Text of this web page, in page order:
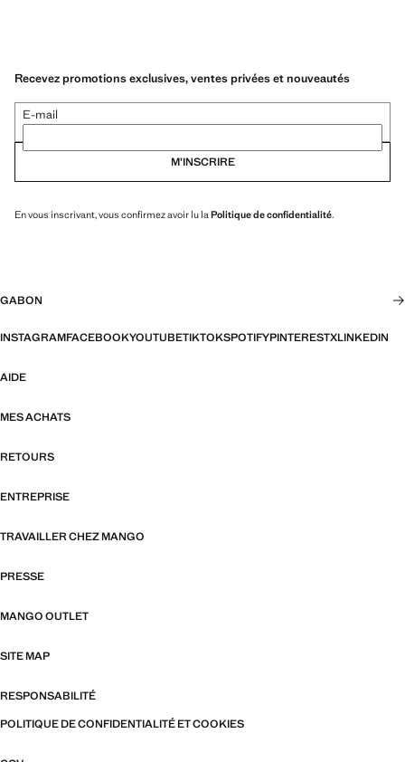
Recevez promotions exclusives, ventes privées et nouveautés
E-mail
M’INSCRIRE
En vous inscrivant, vous confirmez avoir lu la Politique de confidentialité.
GABON
INSTAGRAMFACEBOOKYOUTUBETIKTOKSPOTIFYPINTERESTXLINKEDIN
AIDE
MES ACHATS
RETOURS
ENTREPRISE
TRAVAILLER CHEZ MANGO
PRESSE
MANGO OUTLET
SITE MAP
RESPONSABILITÉ
POLITIQUE DE CONFIDENTIALITÉ ET COOKIES